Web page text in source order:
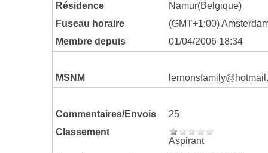
Résidence
Namur(Belgique)
Fuseau horaire
(GMT+1:00)
Membre depuis
01/04/2006 18:34
MSNM
Commentaires/Envois
25
Classement
Aspirant